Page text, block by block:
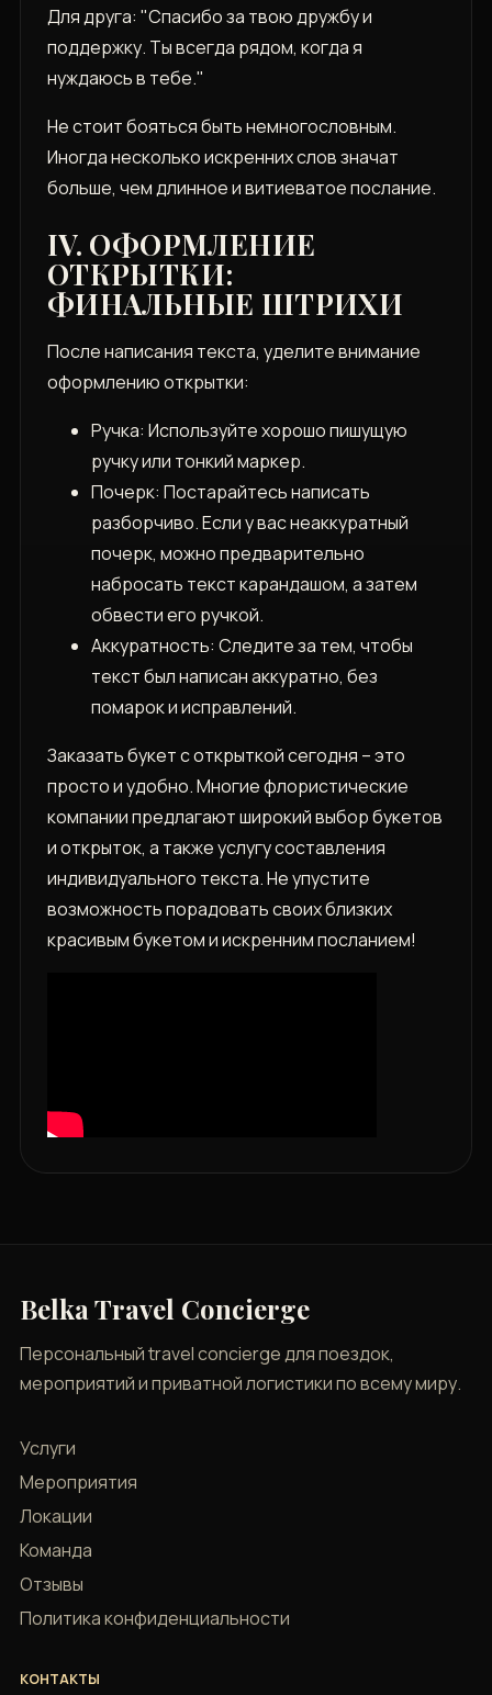
Для друга: "Спасибо за твою дружбу и
поддержку. Ты всегда рядом, когда я
нуждаюсь в тебе."
Не стоит бояться быть немногословным.
Иногда несколько искренних слов значат
больше, чем длинное и витиеватое послание.
IV. ОФОРМЛЕНИЕ
ОТКРЫТКИ:
ФИНАЛЬНЫЕ ШТРИХИ
После написания текста, уделите внимание
оформлению открытки:
Ручка: Используйте хорошо пишущую
ручку или тонкий маркер.
Почерк: Постарайтесь написать
разборчиво. Если у вас неаккуратный
почерк, можно предварительно
набросать текст карандашом, а затем
обвести его ручкой.
Аккуратность: Следите за тем, чтобы
текст был написан аккуратно, без
помарок и исправлений.
Заказать букет с открыткой сегодня – это
просто и удобно. Многие флористические
компании предлагают широкий выбор букетов
и открыток, а также услугу составления
индивидуального текста. Не упустите
возможность порадовать своих близких
красивым букетом и искренним посланием!
Belka Travel Concierge
Персональный travel concierge для поездок,
мероприятий и приватной логистики по всему миру.
Услуги
Мероприятия
Локации
Команда
Отзывы
Политика конфиденциальности
КОНТАКТЫ